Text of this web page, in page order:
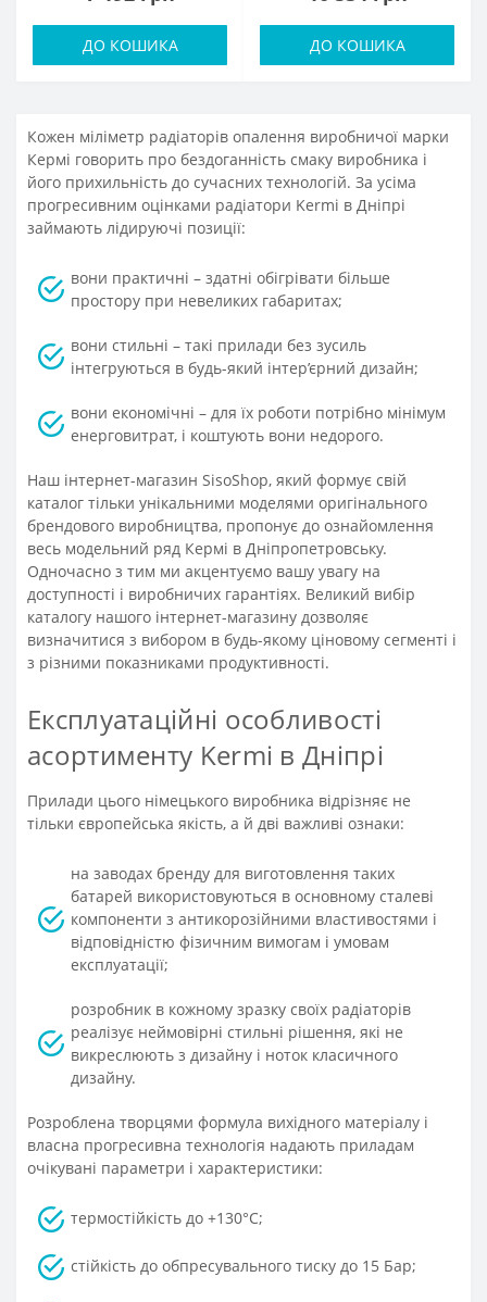
ДО КОШИКА ДО КОШИКА
Кожен міліметр радіаторів опалення виробничої марки
Кермі говорить про бездоганність смаку виробника і
його прихильність до сучасних технологій. За усіма
прогресивним оцінками радіатори Kermi в Дніпрі
займають лідируючі позиції:
вони практичні – здатні обігрівати більше
простору при невеликих габаритах;
вони стильні – такі прилади без зусиль
інтегруються в будь-який інтер’єрний дизайн;
вони економічні – для їх роботи потрібно мінімум
енерговитрат, і коштують вони недорого.
Наш інтернет-магазин SisoShop, який формує свій
каталог тільки унікальними моделями оригінального
брендового виробництва, пропонує до ознайомлення
весь модельний ряд Кермі в Дніпропетровську.
Одночасно з тим ми акцентуємо вашу увагу на
доступності і виробничих гарантіях. Великий вибір
каталогу нашого інтернет-магазину дозволяє
визначитися з вибором в будь-якому ціновому сегменті і
з різними показниками продуктивності.
Експлуатаційні особливості
асортименту Kermi в Дніпрі
Прилади цього німецького виробника відрізняє не
тільки європейська якість, а й дві важливі ознаки:
на заводах бренду для виготовлення таких
батарей використовуються в основному сталеві
компоненти з антикорозійними властивостями і
відповідністю фізичним вимогам і умовам
експлуатації;
розробник в кожному зразку своїх радіаторів
реалізує неймовірні стильні рішення, які не
викреслюють з дизайну і ноток класичного
дизайну.
Розроблена творцями формула вихідного матеріалу і
власна прогресивна технологія надають приладам
очікувані параметри і характеристики:
термостійкість до +130°С;
стійкість до обпресувального тиску до 15 Бар;